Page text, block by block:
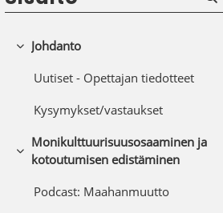
Tiivistä
Johdanto
Uutiset - Opettajan tiedotteet
Kysymykset/vastaukset
Tiivistä
Monikulttuurisuusosaaminen ja
kotoutumisen edistäminen
Podcast: Maahanmuutto